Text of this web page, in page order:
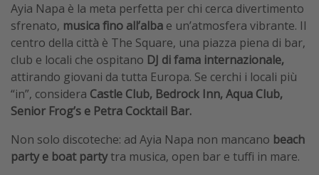
Ayia Napa è la meta perfetta per chi cerca divertimento
sfrenato, musica fino all’alba e un’atmosfera vibrante. Il
centro della città è The Square, una piazza piena di bar,
club e locali che ospitano DJ di fama internazionale,
attirando giovani da tutta Europa. Se cerchi i locali più
“in”, considera Castle Club, Bedrock Inn, Aqua Club,
Senior Frog’s e Petra Cocktail Bar.
Non solo discoteche: ad Ayia Napa non mancano beach
party e boat partytra musica, open bar e tuffi in mare.